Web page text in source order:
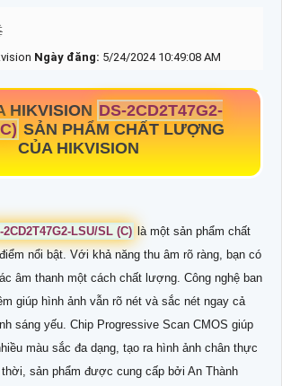
Ngày đăng: 5/24/2024 10:49:08 AM
HIKVISION DS-2CD2T47G2-
SẢN PHẨM CHẤT LƯỢNG
CỦA HIKVISION
2CD2T47G2-LSU/SL (C) là một sản phẩm chất
nổi bật. Với khả năng thu âm rõ ràng, bạn có
âm thanh một cách chất lượng. Công nghệ ban
giúp hình ảnh vẫn rõ nét và sắc nét ngay cả
sáng yếu. Chip Progressive Scan CMOS giúp
màu sắc đa dạng, tạo ra hình ảnh chân thực
sản phẩm được cung cấp bởi An Thành